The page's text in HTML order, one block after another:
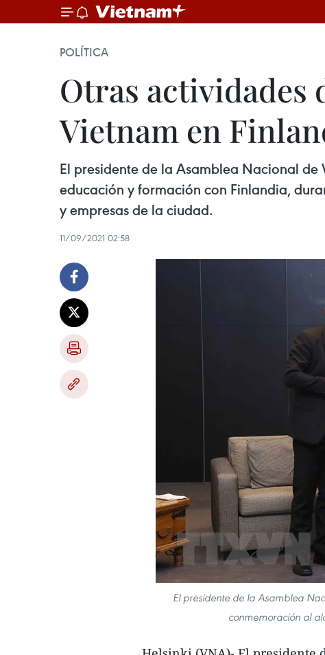
POLÍTICA
Otras actividades
Vietnam en
El presidente de la Asamblea Nacional
educación y formación con Finlandia,
y empresas de la ciudad.
11/09/2021 02:58
El presidente de la Asamblea
conmemoración al